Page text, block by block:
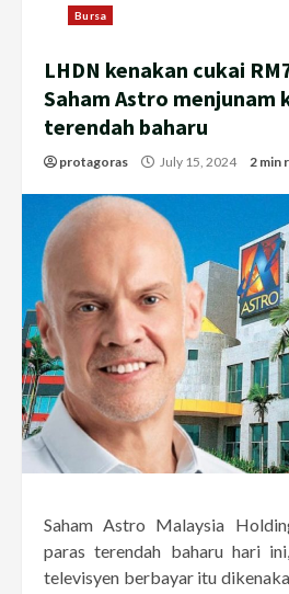
Bursa
LHDN kenakan cukai
Saham Astro menjunam
terendah baharu
protagoras July 15, 2024 2 min
Saham Astro Malaysia
paras terendah baharu hari
televisyen berbayar itu